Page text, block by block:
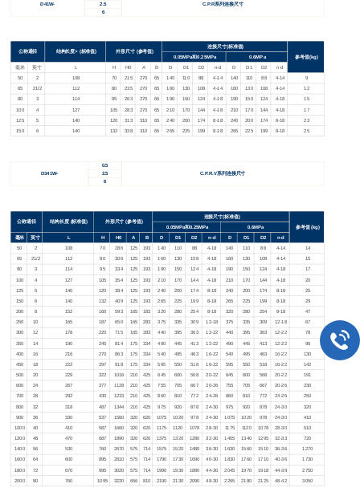
D41W-
C.P.R系列连接尺寸
2.5
6
公称通径 结构长度> (标准值) 外形尺寸 (参考值)
连接尺寸(标准值)
参考值(kg)
0.05MPa和0.25MPa
0.6MPa
毫米
英寸 L H H0 A B D D1 D2 n-d D D1 D2 n-d
50 2 108 70 215 270 65 140 110 88 4-14 140 110 88 4-14 9
65 21/2 112 80 235 270 65 160 130 108 4-14 160 130 108 4-14
12
80
3 114 95 263 270 65 190 150 124 4-18 190 150 124 4-18 15
100 4 127 105 283 270 65 210 170 144 4-18 210 170 144 4-18
17
125
5 140 120 313 310 65 240 200 174 8-18 240 200 174 8-18 23
150 6 140 132 338 310 65 265 225 199 8-18 265 225 199 8-18 25
D341W-
0.5
C.P.R.V系列连接尺寸
2.5
6
公称通径 结构长度 (标准值) 外形尺寸 (参考值)
连接尺寸(标准值)
参考值 (kg)
0.05MPa和0.25MPa
0.6MPa
毫米
英寸 L H H0 A B D D1 D2 n-d D D1 D2 n-d
50 2 108 70 286 125 193 140 110 88 4-18 140 110 88 4-14 14
65 21/2 112 80 306 125 193 160 130 108 4-18 160 130 108 4-14
15
80
3 114 95 334 125 193 190 150 124 4-18 190 150 124 4-18 17
100 4 127 105 354 125 193 210 170 144 4-18 210 170 144 4-18
20
125
5 140 120 384 125 193 240 200 174 8-18 240 200 174 8-18 25
150 6 140 132 409 125 193 265 225 199 8-18 265 225 199 8-18
29
200
8 152 160 593 165 183 320 280 254 8-18 320 280 254 8-18 47
250 10 165 187 650 165 283 375 335 309 12-18 375 335 309 12-18 67
300 12 178 220 715 165 283 440 395 363 12-22 440 395 363 12-22
78
350
14 190 245 814 175 334 490 445 413 12-22 490 445 413 12-22
96
400
16 216 270 863 175 334 540 495 463 16-22 540 495 463 16-22 130
450 18 222 297 918 175 334 595 550 518 16-22 595 550 518 16-22 142
500 20 229 322 1016 210 425 645 600 568 20-22 645 600 568 20-22
191
600
24 267 377 1128 210 425 755 705 667 20-26 755 705 667 20-26 230
700 28 292 430 1233 210 425 860 810 772 24-26 860 810 772 24-26 250
800 32 318 487 1344 210 425 975 920 878 24-30 975 920 878 24-30
320
900
36 330 537 1560 320 620 1075 1020 978 24-30 1075 1020 978 24-30
410
1000
40 410 587 1660 320 620 1175 1120 1078 28-30 1175 1120 1078 28-30 510
1200 48 470 687 1890 320 620 1375 1320 1280 32-30 1405 1340 1295 32-33 720
1400 56 530 760 2670 575 714 1575 1520 1480 36-30 1630 1560 1510 36-36
1270
1600
64 600 895 2810 575 714 1790 1730 1690 40-30 1830 1760 1710 40-36
1730
1800
72 670 995 3020 575 714 1990 1930 1890 44-30 2045 1970 1918 44-39
2750
2000
80 760 1095 3220 656 810 2190 2130 2090 48-30 2265 2180 2125 48-42 3050